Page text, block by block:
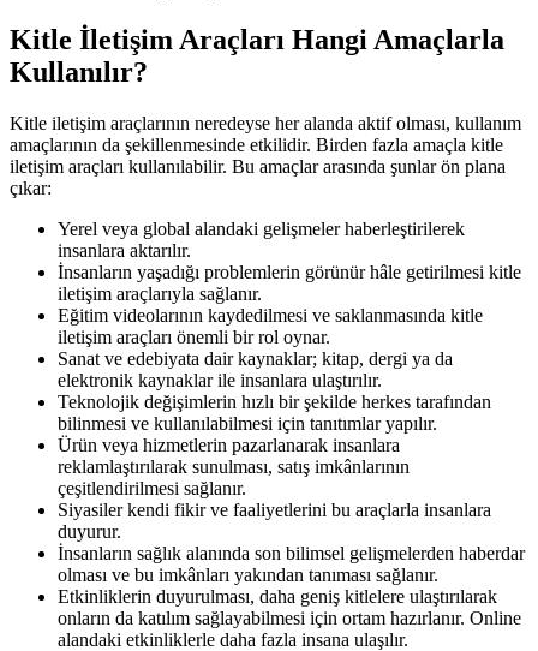
Kitle İletişim Araçları Hangi Amaçlarla
Kullanılır?
Kitle iletişim araçlarının neredeyse her alanda aktif olması, kullanım
amaçlarının da şekillenmesinde etkilidir. Birden fazla amaçla kitle
iletişim araçları kullanılabilir. Bu amaçlar arasında şunlar ön plana
çıkar:
Yerel veya global alandaki gelişmeler haberleştirilerek
insanlara aktarılır.
İnsanların yaşadığı problemlerin görünür hâle getirilmesi kitle
iletişim araçlarıyla sağlanır.
Eğitim videolarının kaydedilmesi ve saklanmasında kitle
iletişim araçları önemli bir rol oynar.
Sanat ve edebiyata dair kaynaklar; kitap, dergi ya da
elektronik kaynaklar ile insanlara ulaştırılır.
Teknolojik değişimlerin hızlı bir şekilde herkes tarafından
bilinmesi ve kullanılabilmesi için tanıtımlar yapılır.
Ürün veya hizmetlerin pazarlanarak insanlara
reklamlaştırılarak sunulması, satış imkânlarının
çeşitlendirilmesi sağlanır.
Siyasiler kendi fikir ve faaliyetlerini bu araçlarla insanlara
duyurur.
İnsanların sağlık alanında son bilimsel gelişmelerden haberdar
olması ve bu imkânları yakından tanıması sağlanır.
Etkinliklerin duyurulması, daha geniş kitlelere ulaştırılarak
onların da katılım sağlayabilmesi için ortam hazırlanır. Online
alandaki etkinliklerle daha fazla insana ulaşılır.